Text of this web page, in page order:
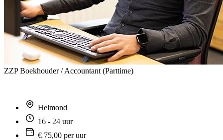
ZZP Boekhouder / Accountant (Parttime)
Helmond
16 - 24 uur
€ 75,00 per uur